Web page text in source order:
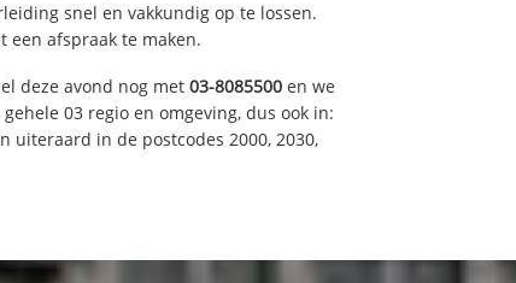
snel en vakkundig op te lossen.
een afspraak te maken.
deze avond nog met 03-8085500 en we
03 regio en omgeving, dus ook in:
uiteraard in de postcodes 2000, 2030,